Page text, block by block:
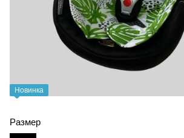
Новинка
Размер